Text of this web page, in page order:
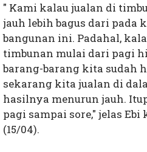
" Kami kalau jualan di
jauh lebih bagus dari pada
bangunan ini. Padahal,
timbunan mulai dari pagi
barang-barang kita sudah
sekarang kita jualan di
hasilnya menurun jauh.
pagi sampai sore," jelas Ebi
(15/04).